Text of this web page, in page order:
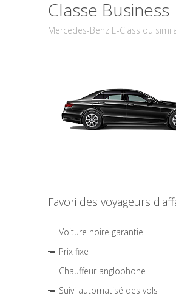
Classe Business
Mercedes-Benz E-Class ou
Favori des voyageurs
Voiture noire garantie
Prix fixe
Chauffeur anglophone
Suivi automatisé des vols